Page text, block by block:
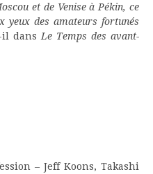
et de Venise à Pékin, ce
yeux des amateurs fortunés
il dans Le Temps des avant-
– Jeff Koons, Takashi